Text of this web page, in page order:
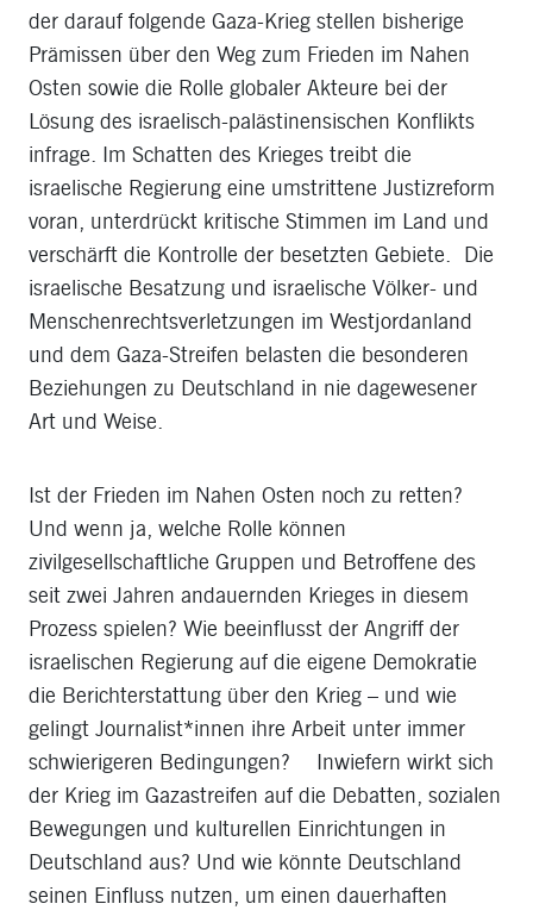
der darauf folgende Gaza-Krieg stellen bisherige
Prämissen über den Weg zum Frieden im Nahen
Osten sowie die Rolle globaler Akteure bei der
Lösung des israelisch-palästinensischen Konflikts
infrage. Im Schatten des Krieges treibt die
israelische Regierung eine umstrittene Justizreform
voran, unterdrückt kritische Stimmen im Land und
verschärft die Kontrolle der besetzten Gebiete. Die
israelische Besatzung und israelische Völker- und
Menschenrechtsverletzungen im Westjordanland
und dem Gaza-Streifen belasten die besonderen
Beziehungen zu Deutschland in nie dagewesener
Art und Weise.
Ist der Frieden im Nahen Osten noch zu retten?
Und wenn ja, welche Rolle können
zivilgesellschaftliche Gruppen und Betroffene des
seit zwei Jahren andauernden Krieges in diesem
Prozess spielen? Wie beeinflusst der Angriff der
israelischen Regierung auf die eigene Demokratie
die Berichterstattung über den Krieg – und wie
gelingt Journalist*innen ihre Arbeit unter immer
schwierigeren Bedingungen? Inwiefern wirkt sich
der Krieg im Gazastreifen auf die Debatten, sozialen
Bewegungen und kulturellen Einrichtungen in
Deutschland aus? Und wie könnte Deutschland
seinen Einfluss nutzen, um einen dauerhaften